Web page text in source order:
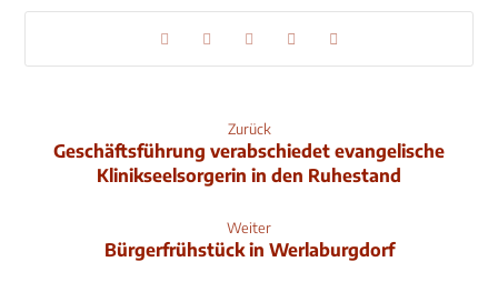
Zurück
Geschäftsführung verabschiedet evangelische
Klinikseelsorgerin in den Ruhestand
Weiter
Bürgerfrühstück in Werlaburgdorf